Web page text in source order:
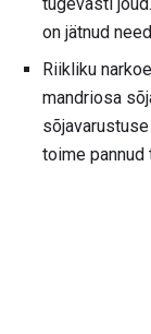
on jätnud
Riikliku
mandriosa
toime